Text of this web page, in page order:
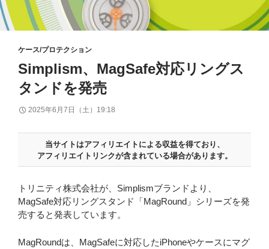
ケース/プロテクション
Simplism、MagSafe対応リングス
タンドを発売
2025年6月7日（土）19:18
当サイトはアフィリエイトによる収益を得ており、
アフィリエイトリンクが含まれている場合があります。
トリニティ株式会社が、Simplismブランドより、
MagSafe対応リングスタンド「MagRound」シリーズを発
売すると発表しています。
MagRoundは、MagSafeに対応したiPhoneやケースにマグ